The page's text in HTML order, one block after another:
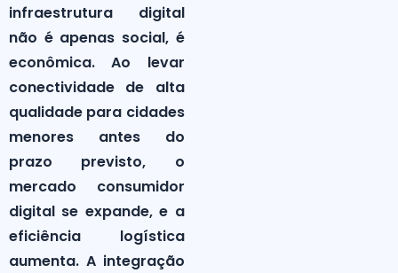
infraestrutura digital
não é apenas social, é
econômica. Ao levar
conectividade de alta
qualidade para cidades
menores antes do
prazo previsto, o
mercado consumidor
digital se expande, e a
eficiência logística
aumenta. A integração